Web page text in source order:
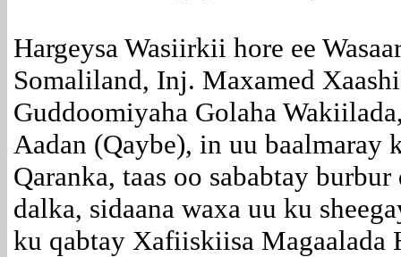
Hargeysa Wasiirkii hore ee
Somaliland, Inj. Maxamed
Guddoomiyaha Golaha
Aadan (Qaybe), in uu baalmaray
Qaranka, taas oo sababtay
dalka, sidaana waxa uu ku
ku qabtay Xafiiskiisa Magaalada